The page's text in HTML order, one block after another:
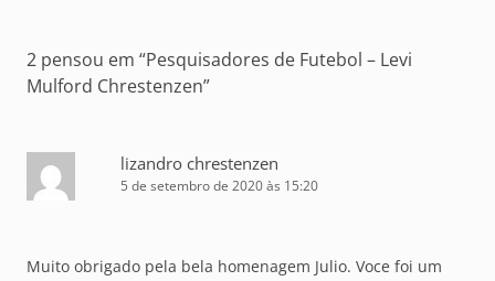
2 pensou em “Pesquisadores de Futebol – Levi
Mulford Chrestenzen”
lizandro chrestenzen
5 de setembro de 2020 às 15:20
Muito obrigado pela bela homenagem Julio. Voce foi um